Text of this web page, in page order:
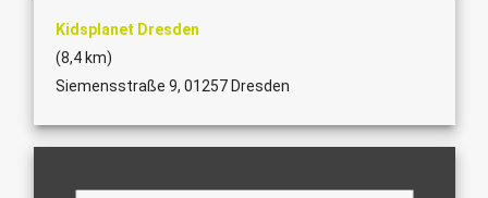
Kidsplanet Dresden
(8,4 km)
Siemensstraße 9, 01257 Dresden